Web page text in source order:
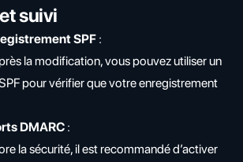
suivi
SPF :
la modification, vous pouvez utiliser un
pour vérifier que votre enregistrement
DMARC :
la sécurité, il est recommandé d’activer